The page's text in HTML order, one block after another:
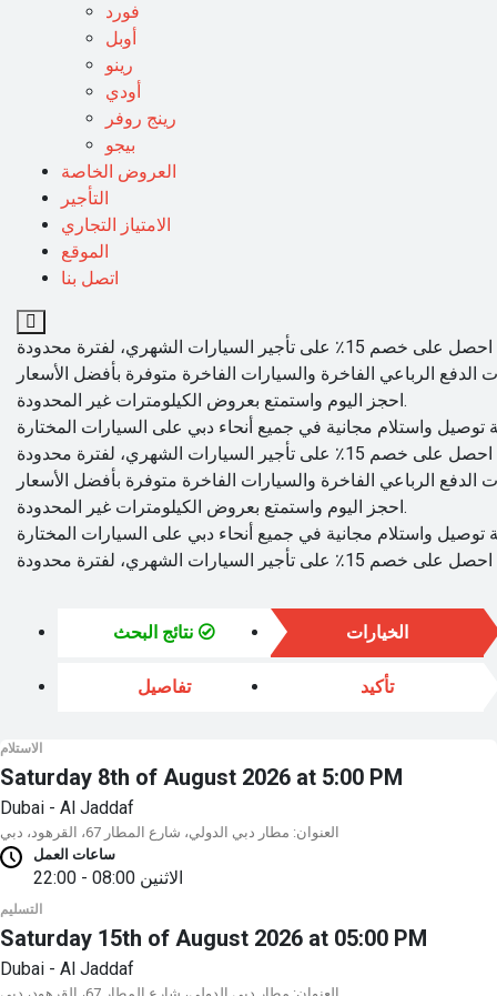
فورد
أوبل
رينو
أودي
رينج روفر
بيجو
العروض الخاصة
التأجير
الامتياز التجاري
الموقع
اتصل بنا
احجز اليوم واستمتع بعروض الكيلومترات غير المحدودة.
احجز اليوم واستمتع بعروض الكيلومترات غير المحدودة.
الخيارات
تفاصيل تأكيد
الاستلام
Saturday 8th of August 2026 at 5:00 PM
Dubai - Al Jaddaf
العنوان: مطار دبي الدولي، شارع المطار 67، القرهود، دبي
ساعات العمل
الاثنين 08:00 - 22:00
التسليم
Saturday 15th of August 2026 at 05:00 PM
Dubai - Al Jaddaf